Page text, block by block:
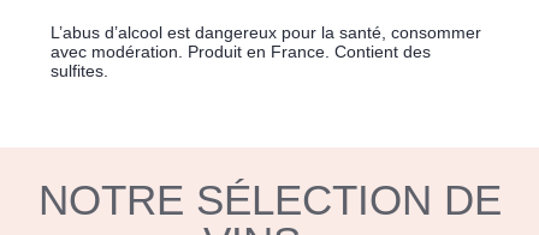
L’abus d’alcool est dangereux pour la santé, consommer
avec modération. Produit en France. Contient des
sulfites.
NOTRE SÉLECTION DE